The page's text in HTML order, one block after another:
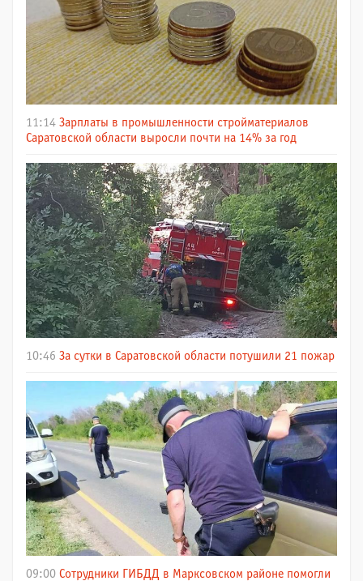
11:14 Зарплаты в промышленности стройматериалов
Саратовской области выросли почти на 14% за год
10:46 За сутки в Саратовской области потушили 21 пожар
09:00 Сотрудники ГИБДД в Марксовском районе помогли